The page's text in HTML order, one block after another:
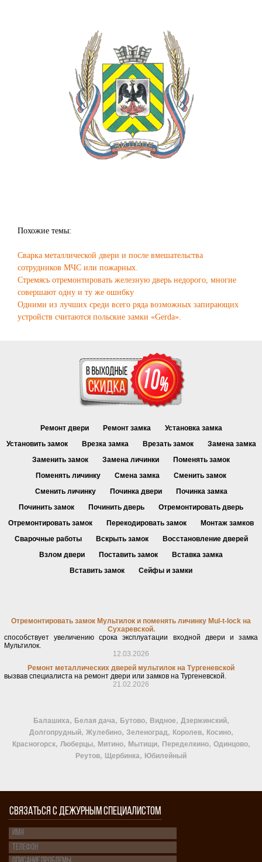
Похожие темы:
Сварка металлической двери и после вмешательства
сотрудников МЧС или пожарных.
Стремясь отремонтировать железную дверь недорого, многие
совершают одну и ту же ошибку
Одними из лучших среди всего ряда возможных запирающих
устройств считаются польские замки «Gerda».
Ремонт двери Ремонт замка
Установка замка
Установить замок
Врезка замка Врезать замок
Замена замка
Заменить замок
Замена личинки
Поменять замок
Поменять личинку
Смена замка
Сменить замок
Сменить личинку
Починка двери
Починка замка
Починить замок
Починить дверь
Отремонтировать дверь
Отремонтировать замок
Перекодировать замок
Монтаж замков
Сварочные работы
Вскрыть замок
Восстановление дверей
Взлом двери
Поставить замок
Вставка замка
Вставить замок
Сейфы и замки
Отремонтировать замок Мультилок и поменять личинку Mul-t-lock на
Сухаревской.
способствует увеличению срока эксплуатации входной двери и замка
Мультилок.
12.03.2026
Ремонт металлических дверей мультилок на Тургеневской
вызвав специалиста на ремонт двери или замков на Тургеневской.
21.02.2026
Балашиха, Белая дача, Бутово, Видное, Дзержинский,
Долгопрудный, Жулебино, Зеленоград, Королев, Косино,
Красногорск, Люберцы, Митино, Мытищи, Переделкино, Одинцово,
Реутов, Щербинка, Юбилейный
СВЯЗАТЬСЯ С ДЕЖУРНЫМ СПЕЦИАЛИСТОМ